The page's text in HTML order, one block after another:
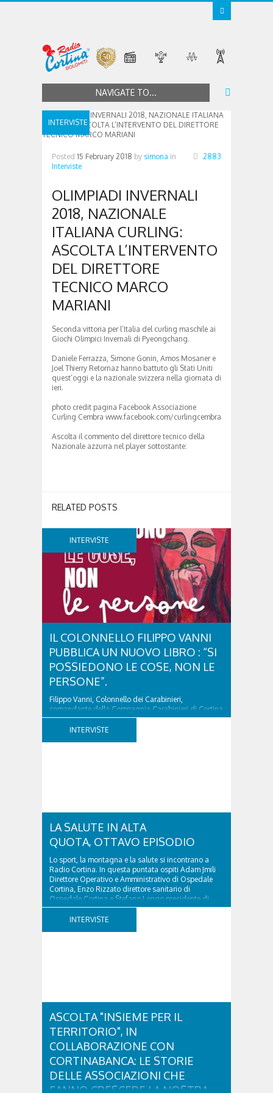
NAVIGATE TO...
INTERVISTE
Posted 15 February 2018 by simona in
Interviste
2883
OLIMPIADI INVERNALI
2018, NAZIONALE
ITALIANA CURLING:
ASCOLTA L’INTERVENTO
DEL DIRETTORE
TECNICO MARCO
MARIANI
Seconda vittoria per l’Italia del curling maschile ai
Giochi Olimpici Invernali di Pyeongchang.
Daniele Ferrazza, Simone Gonin, Amos Mosaner e
Joel Thierry Retornaz hanno battuto gli Stati Uniti
quest’oggi e la nazionale svizzera nella giornata di
ieri.
photo credit pagina Facebook Associazione
Curling Cembra www.facebook.com/curlingcembra
Ascolta il commento del direttore tecnico della
Nazionale azzurra nel player sottostante:
RELATED POSTS
INTERVISTE
IL COLONNELLO FILIPPO VANNI
PUBBLICA UN NUOVO LIBRO : “SI
POSSIEDONO LE COSE, NON LE
PERSONE”.
Filippo Vanni, Colonnello dei Carabinieri,
comandante della Compagnia Carabinieri di Cortina
d’Ampezzo sino al 2010, esperto di legislazione
nazionale ed europea, è l’ideatore del progetto di
INTERVISTE
LA SALUTE IN ALTA
QUOTA, OTTAVO EPISODIO
Lo sport, la montagna e la salute si incontrano a
Radio Cortina. In questa puntata ospiti Adam Jmili
Direttore Operativo e Amministrativo di Ospedale
Cortina, Enzo Rizzato direttore sanitario di
Ospedale Cortina e Stefano Longo presidente di
Fondazione Cortina. GVM Care & Research –...
INTERVISTE
ASCOLTA "INSIEME PER IL
TERRITORIO", IN
COLLABORAZIONE CON
CORTINABANCA: LE STORIE
DELLE ASSOCIAZIONI CHE
FANNO CRESCERE LA NOSTRA